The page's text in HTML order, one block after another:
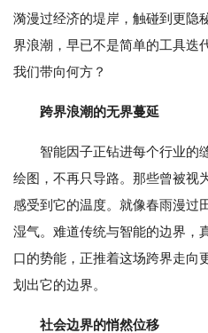
漪漫过经济的堤岸，触碰到更隐
界浪潮，早已不是简单的工具迭
我们带向何方？
跨界浪潮的无界蔓延
智能因子正钻进每个行业的
绘图，不再只导路。那些曾被视
感受到它的温度。就像春雨漫过
湿气。难道传统与智能的边界，
口的势能，正推着这场跨界走向
划出它的边界。
社会边界的悄然位移